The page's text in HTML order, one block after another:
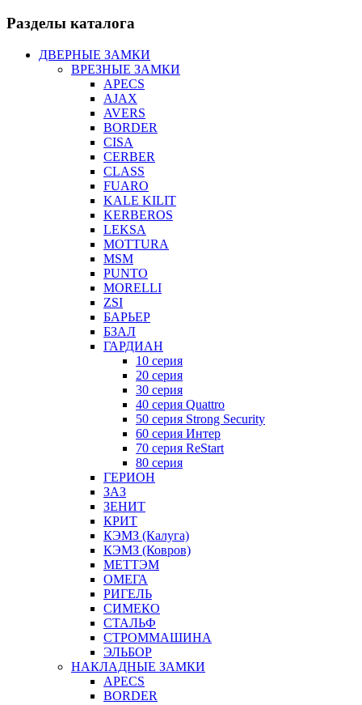
Разделы каталога
ДВЕРНЫЕ ЗАМКИ
ВРЕЗНЫЕ ЗАМКИ
APECS
AJAX
AVERS
BORDER
CISA
CERBER
CLASS
FUARO
KALE KILIT
KERBEROS
LEKSA
MOTTURA
MSM
PUNTO
MORELLI
ZSI
БАРЬЕР
БЗАЛ
ГАРДИАН
10 серия
20 серия
30 серия
40 серия Quattro
50 серия Strong Security
60 серия Интер
70 серия ReStart
80 серия
ГЕРИОН
ЗАЗ
ЗЕНИТ
КРИТ
КЭМЗ (Калуга)
КЭМЗ (Ковров)
МЕТТЭМ
ОМЕГА
РИГЕЛЬ
СИМЕКО
СТАЛЬФ
СТРОММАШИНА
ЭЛЬБОР
НАКЛАДНЫЕ ЗАМКИ
APECS
BORDER